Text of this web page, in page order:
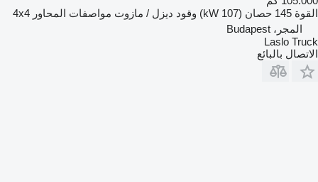
القوة 145 حصان (107 kW) وقود ديزل / مازوت مواصفات المحاور 4x4
المجر، Budapest
Laslo Truck
الاتصال بالبائع